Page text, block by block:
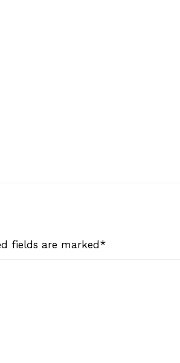
fields are marked*